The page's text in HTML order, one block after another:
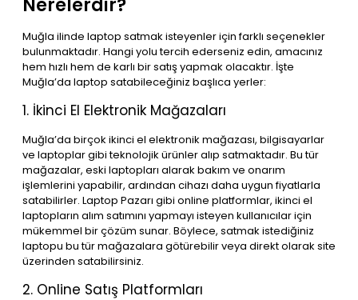
Nerelerdir?
Muğla ilinde laptop satmak isteyenler için farklı seçenekler
bulunmaktadır. Hangi yolu tercih ederseniz edin, amacınız
hem hızlı hem de karlı bir satış yapmak olacaktır. İşte
Muğla’da laptop satabileceğiniz başlıca yerler:
1. İkinci El Elektronik Mağazaları
Muğla’da birçok ikinci el elektronik mağazası, bilgisayarlar
ve laptoplar gibi teknolojik ürünler alıp satmaktadır. Bu tür
mağazalar, eski laptopları alarak bakım ve onarım
işlemlerini yapabilir, ardından cihazı daha uygun fiyatlarla
satabilirler. Laptop Pazarı gibi online platformlar, ikinci el
laptopların alım satımını yapmayı isteyen kullanıcılar için
mükemmel bir çözüm sunar. Böylece, satmak istediğiniz
laptopu bu tür mağazalara götürebilir veya direkt olarak site
üzerinden satabilirsiniz.
2. Online Satış Platformları